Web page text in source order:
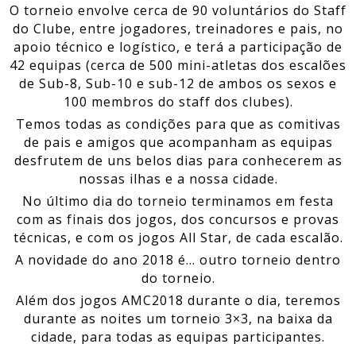
O torneio envolve cerca de 90 voluntários do Staff
do Clube, entre jogadores, treinadores e pais, no
apoio técnico e logístico, e terá a participação de
42 equipas (cerca de 500 mini-atletas dos escalões
de Sub-8, Sub-10 e sub-12 de ambos os sexos e
100 membros do staff dos clubes).
Temos todas as condições para que as comitivas
de pais e amigos que acompanham as equipas
desfrutem de uns belos dias para conhecerem as
nossas ilhas e a nossa cidade.
No último dia do torneio terminamos em festa
com as finais dos jogos, dos concursos e provas
técnicas, e com os jogos All Star, de cada escalão.
A novidade do ano 2018 é… outro torneio dentro
do torneio.
Além dos jogos AMC2018 durante o dia, teremos
durante as noites um torneio 3×3, na baixa da
cidade, para todas as equipas participantes.